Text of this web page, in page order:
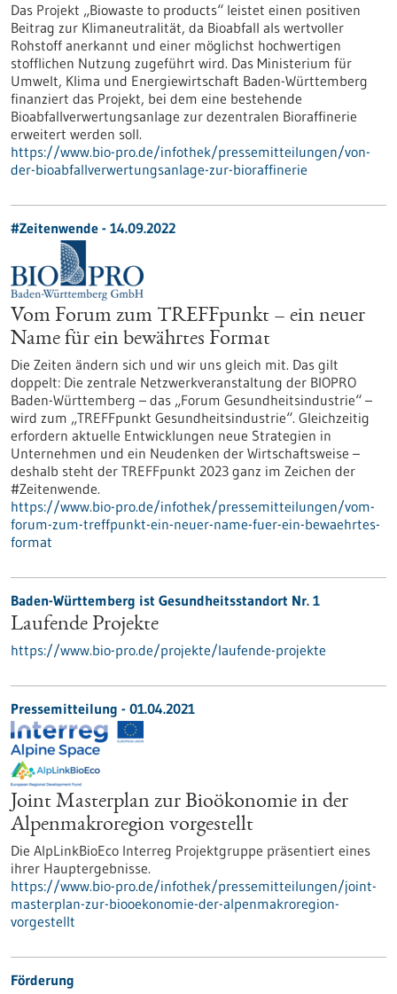
Das Projekt „Biowaste to products“ leistet einen positiven
Beitrag zur Klimaneutralität, da Bioabfall als wertvoller
Rohstoff anerkannt und einer möglichst hochwertigen
stofflichen Nutzung zugeführt wird. Das Ministerium für
Umwelt, Klima und Energiewirtschaft Baden-Württemberg
finanziert das Projekt, bei dem eine bestehende
Bioabfallverwertungsanlage zur dezentralen Bioraffinerie
erweitert werden soll.
https://www.bio-pro.de/infothek/pressemitteilungen/von-
der-bioabfallverwertungsanlage-zur-bioraffinerie
#Zeitenwende - 14.09.2022
Vom Forum zum TREFFpunkt – ein neuer
Name für ein bewährtes Format
Die Zeiten ändern sich und wir uns gleich mit. Das gilt
doppelt: Die zentrale Netzwerkveranstaltung der BIOPRO
Baden-Württemberg – das „Forum Gesundheitsindustrie“ –
wird zum „TREFFpunkt Gesundheitsindustrie“. Gleichzeitig
erfordern aktuelle Entwicklungen neue Strategien in
Unternehmen und ein Neudenken der Wirtschaftsweise –
deshalb steht der TREFFpunkt 2023 ganz im Zeichen der
#Zeitenwende.
https://www.bio-pro.de/infothek/pressemitteilungen/vom-
forum-zum-treffpunkt-ein-neuer-name-fuer-ein-bewaehrtes-
format
Baden-Württemberg ist Gesundheitsstandort Nr. 1
Laufende Projekte
https://www.bio-pro.de/projekte/laufende-projekte
Pressemitteilung - 01.04.2021
Joint Masterplan zur Bioökonomie in der
Alpenmakroregion vorgestellt
Die AlpLinkBioEco Interreg Projektgruppe präsentiert eines
ihrer Hauptergebnisse.
https://www.bio-pro.de/infothek/pressemitteilungen/joint-
masterplan-zur-biooekonomie-der-alpenmakroregion-
vorgestellt
Förderung